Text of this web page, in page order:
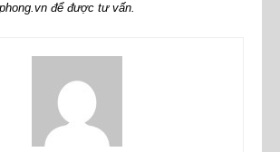
để được tư vấn.